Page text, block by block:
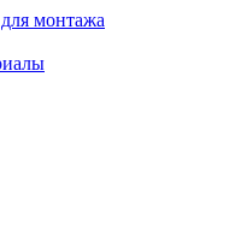
монтажа